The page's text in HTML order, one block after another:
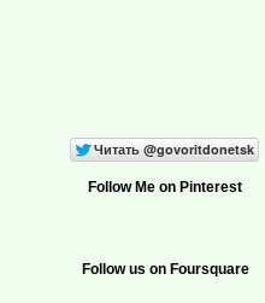
Follow Me on Pinterest
Follow us on Foursquare